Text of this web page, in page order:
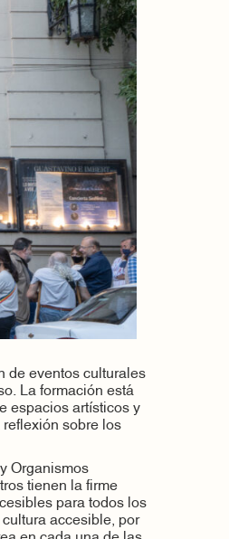
de eventos culturales
La formación está
espacios artísticos y
sobre los
Organismos
tienen la firme
para todos los
accesible, por